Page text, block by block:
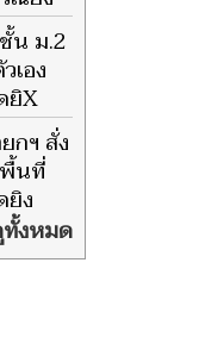
น
มมือ
จ้า
น ม.2
เอง
ยิX
กฯ สั่ง
นที่
ยิง
าน
น
งหมด